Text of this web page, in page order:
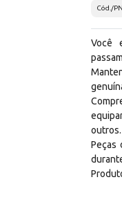
Cód./PN
Você
outros.
Peças